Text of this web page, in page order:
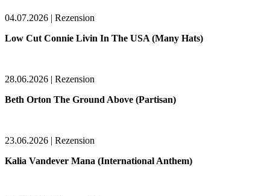
04.07.2026 | Rezension
Low Cut Connie Livin In The USA (Many Hats)
28.06.2026 | Rezension
Beth Orton The Ground Above (Partisan)
23.06.2026 | Rezension
Kalia Vandever Mana (International Anthem)